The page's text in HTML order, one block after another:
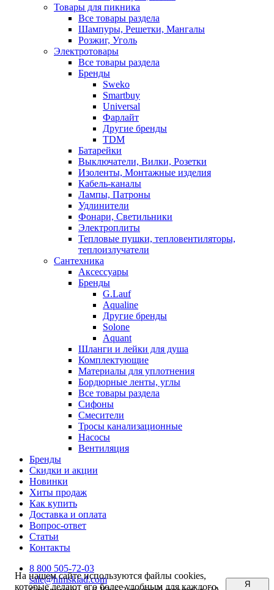
Товары для пикника
Все товары раздела
Шампуры, Решетки, Мангалы
Розжиг, Уголь
Электротовары
Все товары раздела
Бренды
Sweko
Smartbuy
Universal
Фарлайт
Другие бренды
TDM
Батарейки
Выключатели, Вилки, Розетки
Изоленты, Монтажные изделия
Кабель-каналы
Лампы, Патроны
Удлинители
Фонари, Светильники
Электроплиты
Тепловые пушки, тепловентиляторы,
теплоизлучатели
Сантехника
Аксессуары
Бренды
G.Lauf
Aqualine
Другие бренды
Solone
Aquant
Шланги и лейки для душа
Комплектующие
Материалы для уплотнения
Бордюрные ленты, углы
Все товары раздела
Сифоны
Смесители
Тросы канализационные
Насосы
Вентиляция
Бренды
Скидки и акции
Новинки
Хиты продаж
Как купить
Доставка и оплата
Вопрос-ответ
Статьи
Контакты
8 800 505-72-03
sale@himsklad.com
На нашем сайте используются файлы cookies,
которые делают его более удобным для каждого
Я